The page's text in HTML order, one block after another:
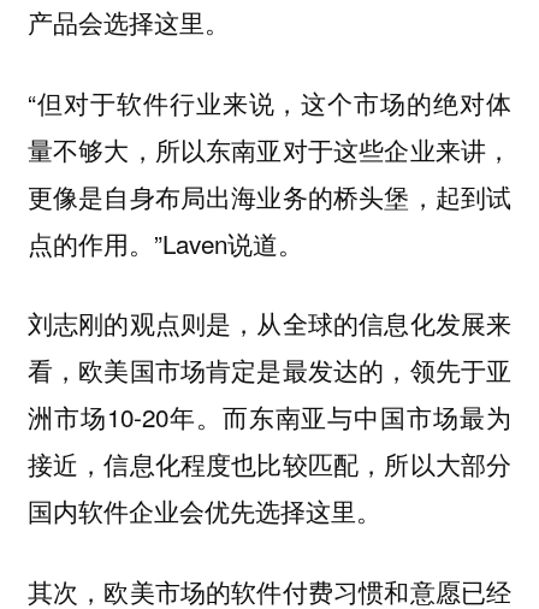
产品会选择这里。
“但对于软件行业来说，这个市场的绝对体
量不够大，所以东南亚对于这些企业来讲，
更像是自身布局出海业务的桥头堡，起到试
点的作用。”Laven说道。
刘志刚的观点则是，从全球的信息化发展来
看，欧美国市场肯定是最发达的，领先于亚
洲市场10-20年。而东南亚与中国市场最为
接近，信息化程度也比较匹配，所以大部分
国内软件企业会优先选择这里。
其次，欧美市场的软件付费习惯和意愿已经